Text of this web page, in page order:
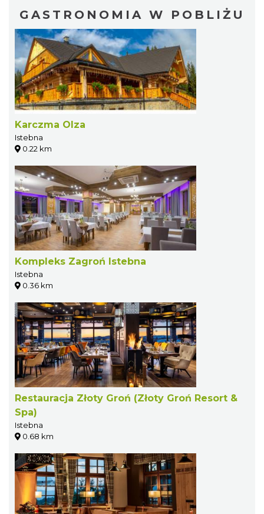
GASTRONOMIA W POBLIŻU
Karczma Olza
Istebna
0.22 km
Kompleks Zagroń Istebna
Istebna
0.36 km
Restauracja Złoty Groń (Złoty Groń Resort &
Spa)
Istebna
0.68 km